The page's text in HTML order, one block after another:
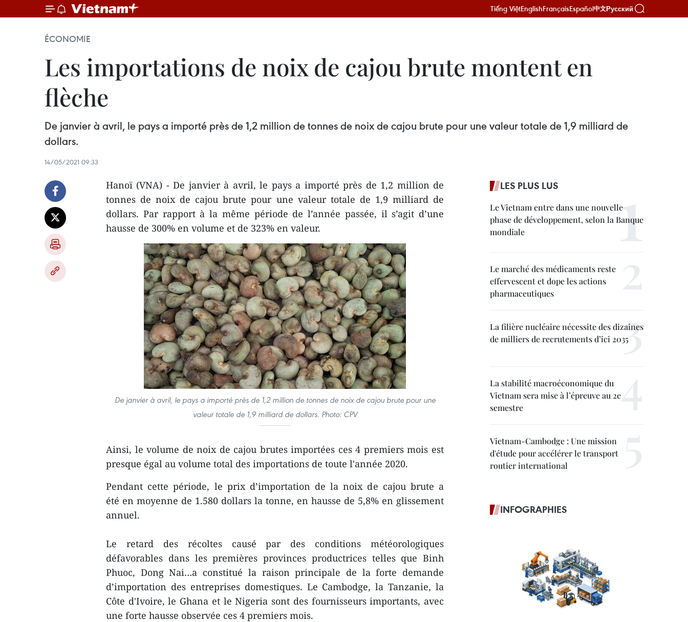
Tiếng ViệtEnglishFrançaisEspañol中文Русский
ÉCONOMIE
Les importations de noix de cajou brute montent en
flèche
De janvier à avril, le pays a importé près de 1,2 million de tonnes de noix de cajou brute pour une valeur totale de 1,9 milliard de
dollars.
14/05/2021 09:33
Hanoï (VNA) - De janvier à avril, le pays a importé près de 1,2 million de
tonnes de noix de cajou brute pour une valeur totale de 1,9 milliard de
dollars. Par rapport à la même période de l’année passée, il s’agit d’une
hausse de 300% en volume et de 323% en valeur.
De janvier à avril, le pays a importé près de 1,2 million de tonnes de noix de cajou brute pour une
valeur totale de 1,9 milliard de dollars. Photo: CPV
Ainsi, le volume de noix de cajou brutes importées ces 4 premiers mois est
presque égal au volume total des importations de toute l'année 2020.
Pendant cette période, le prix d’importation de la noix de cajou brute a
été en moyenne de 1.580 dollars la tonne, en hausse de 5,8% en glissement
annuel.
Le retard des récoltes causé par des conditions météorologiques
défavorables dans les premières provinces productrices telles que Binh
Phuoc, Dong Nai…a constitué la raison principale de la forte demande
d’importation des entreprises domestiques. Le Cambodge, la Tanzanie, la
Côte d'Ivoire, le Ghana et le Nigeria sont des fournisseurs importants, avec
une forte hausse observée ces 4 premiers mois.
LES PLUS LUS
Le Vietnam entre dans une nouvelle
phase de développement, selon la Banque
mondiale
Le marché des médicaments reste
effervescent et dope les actions
pharmaceutiques
La filière nucléaire nécessite des dizaines
de milliers de recrutements d’ici 2035
La stabilité macroéconomique du
Vietnam sera mise à l’épreuve au 2e
semestre
Vietnam-Cambodge : Une mission
d'étude pour accélérer le transport
routier international
INFOGRAPHIES